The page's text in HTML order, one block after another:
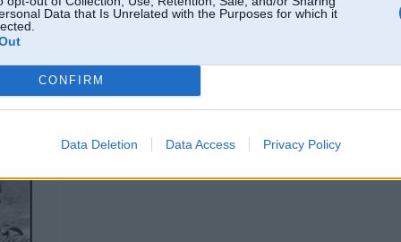
Data that Is Unrelated with the Purposes for which it
CONFIRM
Data Deletion Data Access Privacy Policy